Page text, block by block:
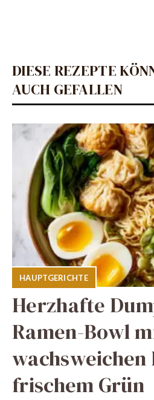
DIESE REZEPTE
AUCH GEFALLEN
HAUPTGERICHTE
Herzhafte
Ramen-Bowl
wachsweichen
frischem Grün